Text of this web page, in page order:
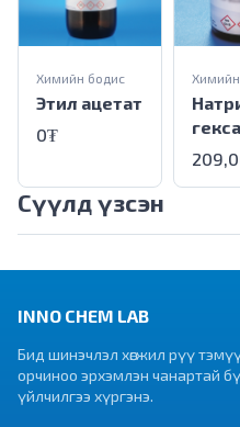
Этил ацетат
Химийн бодис
0₮
Сүүлд үзсэн
INNO CHEM LAB
Бид шинэчлэл хөгжил рүү
орчиноо эрхэмлэн чанартай
үйлчилгээ хүргэнэ.